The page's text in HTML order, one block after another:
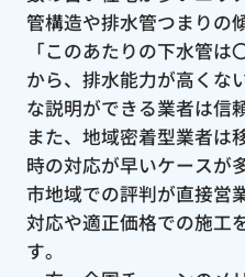
管構造や排水管つまりの
「このあたりの下水管
から、排水能力が高くな
な説明ができる業者は信
また、地域密着型業者は
時の対応が早いケースが
市地域での評判が直接営
対応や適正価格での施工
す。